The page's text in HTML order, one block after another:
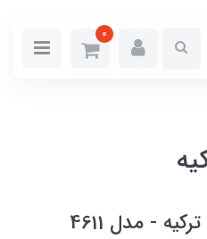
0
- مدل 4611